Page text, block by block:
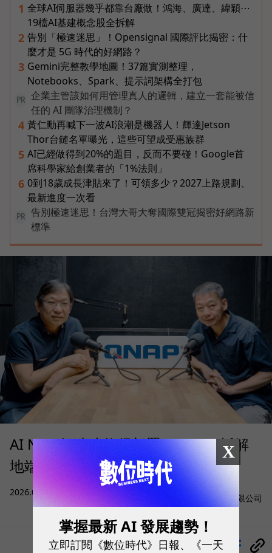
1 全球AI伺服器幾乎都靠台廠做！鴻海、廣達、緯穎⋯
19檔AI基建概念股全拆解
2 告別「極速迷思」！Opensignal 國際評比揭密：什
麼才是 5G 時代的好網路？
3 Gemini完整教學地圖！37篇實測整理，
Notebooks、Spark、提示詞架構全打包
PR
企業主管該如何用管理真人的邏輯，建立一套能被信
任的 AI 團隊治理機制？
4 黃仁勳再喊下一波AI浪潮是機器人！輝達Jetson
Thor台鏈名單曝光，這些可望成受惠族群
5 AI已經做得到20%的題目，反而不要碰！Google首
席科學家給創業者的「1%法則」
6 0到18歲成長津貼來了！可領多少？2027上路規劃、
最新進度一次看
PR
告別極速迷思！台灣大哥大奪國際雙冠揭密好網路新
標準
AI NAS 何時才值得部署？QNAP 拆解
地端 AI 的成本、算力與資料門檻
2026.08.05
sponsored by
威聯通科技股份有限公司
分享
X
掌握最新 AI 發展趨勢！
立即訂閱《數位時代》日報、《一天